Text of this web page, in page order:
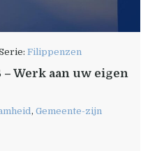
Filippenzen
Werk aan uw eigen
,Gemeente-zijn